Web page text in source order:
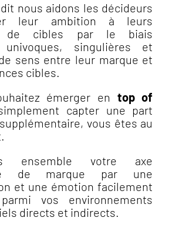
nous aidons les décideurs
leur ambition à leurs
de cibles par le biais
univoques, singulières et
sens entre leur marque et
cibles.
émerger en top of
capter une part
supplémentaire, vous êtes au
ensemble votre axe
de marque par une
et une émotion facilement
vos environnements
directs et indirects.